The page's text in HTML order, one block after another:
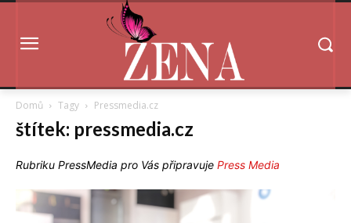
Domů Tagy Pressmedia.cz
štítek: pressmedia.cz
Rubriku PressMedia pro Vás připravuje Press Media